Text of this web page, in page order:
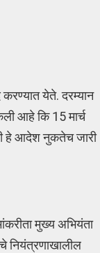
येते. दरम्यान
आहे कि 15 मार्च
हे आदेश नुकतेच जारी
मुख्य अभियंता
नियंत्रणाखालील